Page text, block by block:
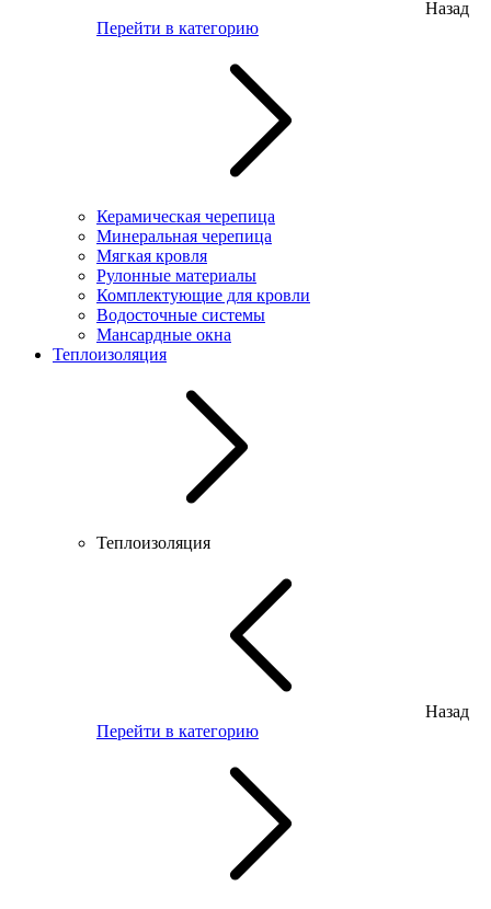
Назад
Перейти в категорию
Керамическая черепица
Минеральная черепица
Мягкая кровля
Рулонные материалы
Комплектующие для кровли
Водосточные системы
Мансардные окна
Теплоизоляция
Теплоизоляция
Назад
Перейти в категорию